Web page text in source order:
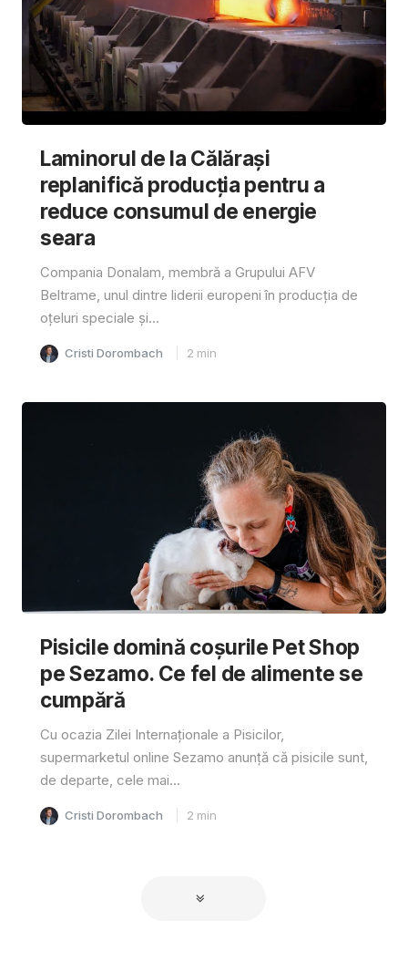
Laminorul de la Călărași
replanifică producția pentru a
reduce consumul de energie
seara
Compania Donalam, membră a Grupului AFV
Beltrame, unul dintre liderii europeni în producția de
oțeluri speciale și...
Cristi Dorombach 2 min
Pisicile domină coșurile Pet Shop
pe Sezamo. Ce fel de alimente se
cumpără
Cu ocazia Zilei Internaționale a Pisicilor,
supermarketul online Sezamo anunță că pisicile sunt,
de departe, cele mai...
Cristi Dorombach 2 min